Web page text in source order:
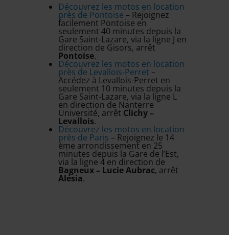
Découvrez les motos en location
près de Pontoise – Rejoignez
facilement Pontoise en
seulement 40 minutes depuis la
Gare Saint-Lazare, via la ligne J en
direction de Gisors, arrêt
Pontoise.
Découvrez les motos en location
près de Levallois-Perret –
Accédez à Levallois-Perret en
seulement 10 minutes depuis la
Gare Saint-Lazare, via la ligne L
en direction de Nanterre
Université, arrêt Clichy –
Levallois.
Découvrez les motos en location
près de Paris – Rejoignez le 14
ème arrondissement en 25
minutes depuis la Gare de l’Est,
via la ligne 4 en direction de
Bagneux – Lucie Aubrac, arrêt
Alésia.